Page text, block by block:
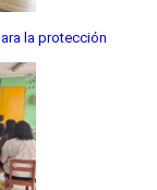
la protección